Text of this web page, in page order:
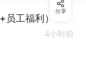
工福利）
4小时前
分享